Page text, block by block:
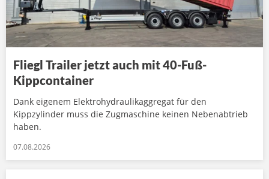
Fliegl Trailer jetzt auch mit 40-Fuß-
Kippcontainer
Dank eigenem Elektrohydraulikaggregat für den
Kippzylinder muss die Zugmaschine keinen Nebenabtrieb
haben.
07.08.2026